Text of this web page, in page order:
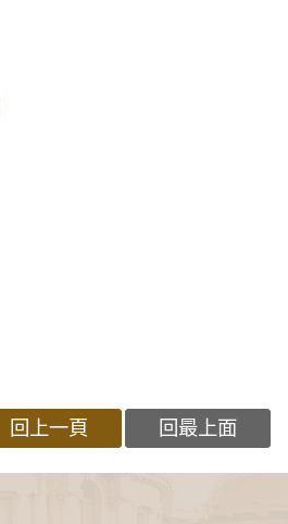
回上一頁 回最上面